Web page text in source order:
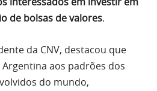
de bolsas de valores.
da CNV, destacou que
aos padrões dos
do mundo,